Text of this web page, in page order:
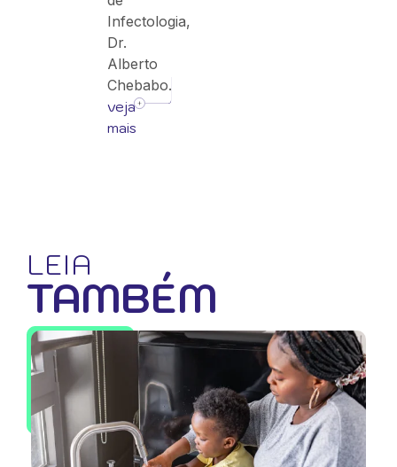
Infectologia,
Dr.
Alberto
Chebabo.
veja
mais
LEIA
TAMBÉM